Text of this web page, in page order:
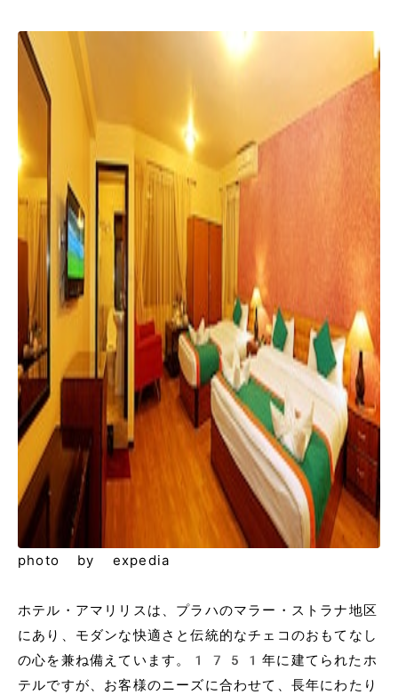
photo by expedia
ホテル・アマリリスは、プラハのマラー・ストラナ地区
にあり、モダンな快適さと伝統的なチェコのおもてなし
の心を兼ね備えています。1751年に建てられたホ
テルですが、お客様のニーズに合わせて、長年にわたり